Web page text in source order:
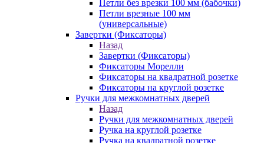
Петли без врезки 100 мм (бабочки)
Петли врезные 100 мм
(универсальные)
Завертки (Фиксаторы)
Назад
Завертки (Фиксаторы)
Фиксаторы Морелли
Фиксаторы на квадратной розетке
Фиксаторы на круглой розетке
Ручки для межкомнатных дверей
Назад
Ручки для межкомнатных дверей
Ручка на круглой розетке
Ручка на квадратной розетке